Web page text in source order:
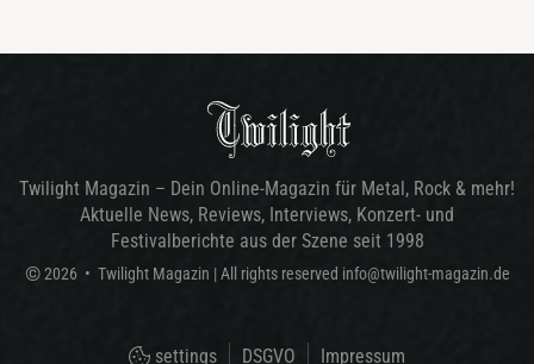
Twilight Magazin – Dein Online-Magazin für Metal, Rock & mehr!
Aktuelle News, Reviews, Interviews, Konzert- und
Festivalberichte aus der Szene seit 1998
© 2026 • Twilight Magazin | All rights reserved info@twilight-magazin.de
settings DSGVO Impressum